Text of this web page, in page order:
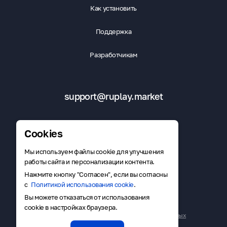
Cookies
Мы используем файлы cookie для улучшения
работы сайта и персонализации контента.
Нажмите кнопку "Согласен", если вы согласны
с Политикой использования cookie.
Вы можете отказаться от использования
cookie в настройках браузера.
Как установить
Поддержка
Разработчикам
support@ruplay.market
Скачать RuMarket
Публичная оферта
Политика в отношении обработки персональных данных